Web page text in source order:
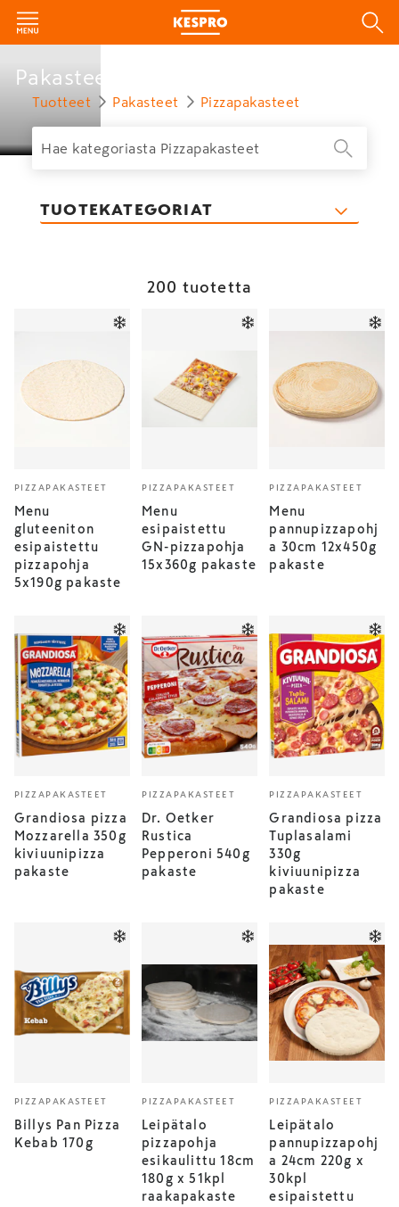
Pakasteet
Tuotteet Pakasteet Pizzapakasteet
TUOTEKATEGORIAT
200 tuotetta
PIZZAPAKASTEET
Menu
gluteeniton
esipaistettu
pizzapohja
5x190g pakaste
PIZZAPAKASTEET
Menu
esipaistettu
GN-pizzapohja
15x360g pakaste
PIZZAPAKASTEET
Menu
pannupizzapohj
a 30cm 12x450g
pakaste
PIZZAPAKASTEET
Grandiosa pizza
Mozzarella 350g
kiviuunipizza
pakaste
PIZZAPAKASTEET
Dr. Oetker
Rustica
Pepperoni 540g
pakaste
PIZZAPAKASTEET
Grandiosa pizza
Tuplasalami
330g
kiviuunipizza
pakaste
PIZZAPAKASTEET
Billys Pan Pizza
Kebab 170g
PIZZAPAKASTEET
Leipätalo
pizzapohja
esikaulittu 18cm
180g x 51kpl
raakapakaste
PIZZAPAKASTEET
Leipätalo
pannupizzapohj
a 24cm 220g x
30kpl
esipaistettu